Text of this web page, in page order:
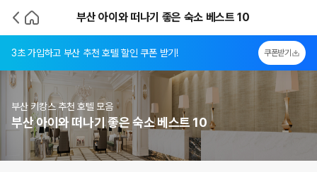
부산 아이와 떠나기 좋은 숙소 베스트 10
3초 가입하고 부산 추천 호텔 할인 쿠폰 받기! 쿠폰받기
부산 키캉스 추천 호텔 모음
부산 아이와 떠나기 좋은 숙소 베스트 10